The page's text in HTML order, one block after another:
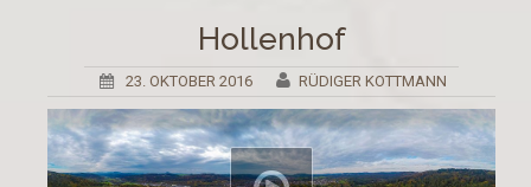
Hollenhof
23. OKTOBER 2016 RÜDIGER KOTTMANN